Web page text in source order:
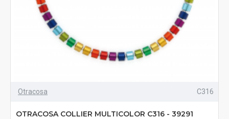
Otracosa C316
OTRACOSA COLLIER MULTICOLOR C316 - 39291